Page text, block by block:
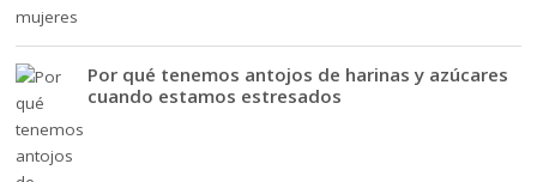
Por qué tenemos antojos de harinas y azúcares
cuando estamos estresados